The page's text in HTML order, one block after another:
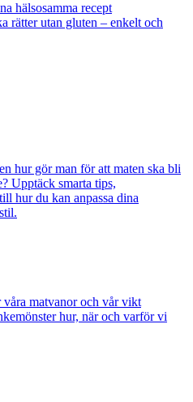
hälsosamma recept
rätter utan gluten – enkelt och
hur gör man för att maten ska bli
Upptäck smarta tips,
hur du kan anpassa dina
matvanor och vår vikt
hur, när och varför vi